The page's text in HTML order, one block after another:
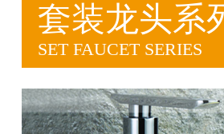
套装龙头系
SET FAUCET SERIES